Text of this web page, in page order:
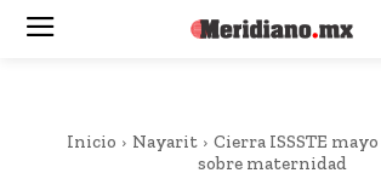
Inicio Nayarit
Cierra ISSSTE
sobre maternidad